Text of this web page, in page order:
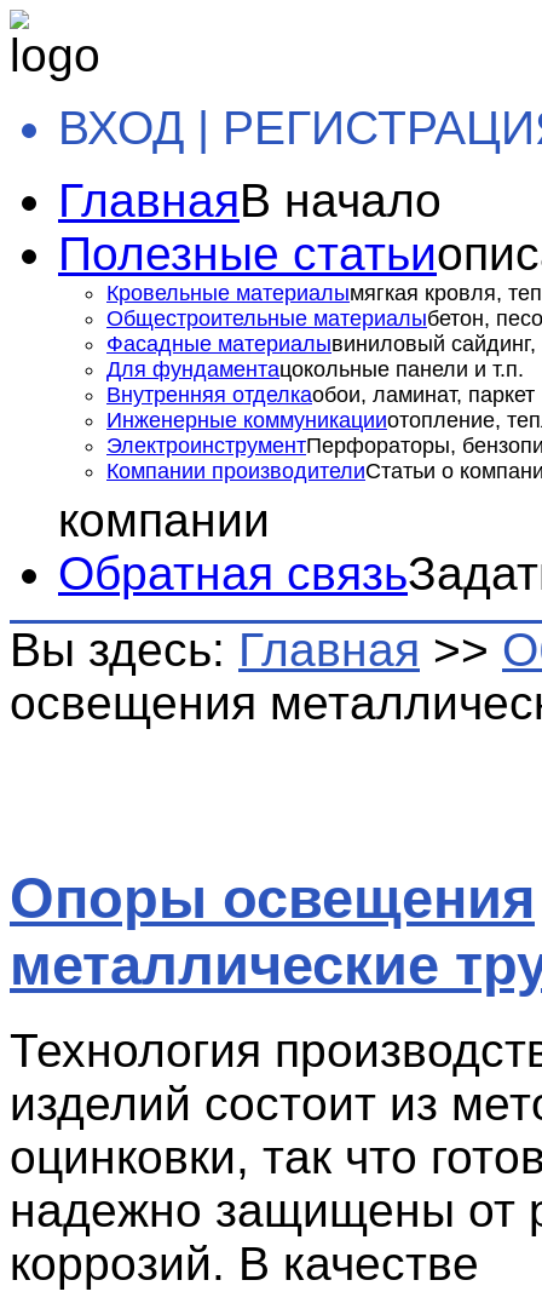
ВХОД |
ГлавнаяВ начало
Полезные статьи
Кровельные материалымягкая кровля,
Общестроительные материалыбетон,
Фасадные материалывиниловый сайдинг,
Для фундаментацокольные панели и т.п.
Внутренняя отделкаобои, ламинат, паркет
Инженерные коммуникацииотопление,
ЭлектроинструментПерфораторы,
Компании производителиСтатьи о
компании
Обратная связь
Вы здесь: Главная >>
освещения
Опоры освещения
металлические
Технология
изделий состоит из
оцинковки, так что
надежно защищены от
коррозий. В качестве